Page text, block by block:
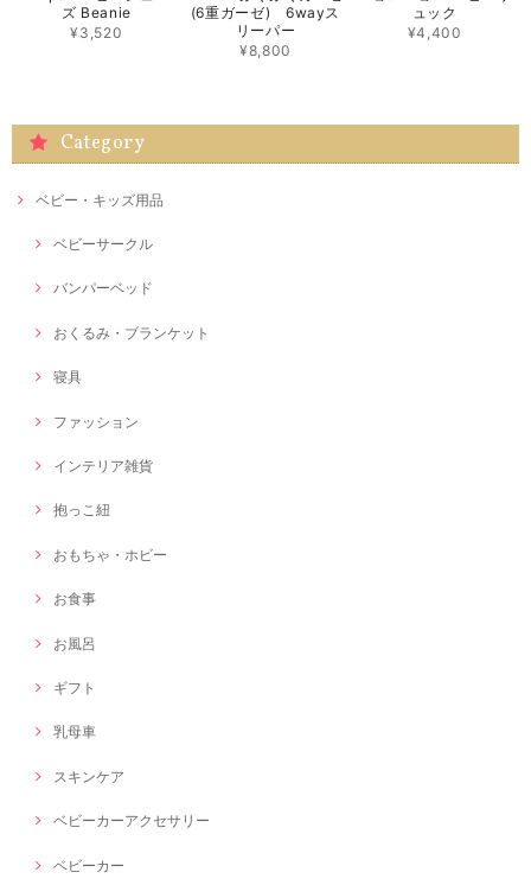
ズ Beanie
¥3,520
(6重ガーゼ) 6wayス
リーパー
¥8,800
ュック
¥4,400
Category
ベビー・キッズ用品
ベビーサークル
バンパーベッド
おくるみ・ブランケット
寝具
ファッション
インテリア雑貨
抱っこ紐
おもちゃ・ホビー
お食事
お風呂
ギフト
乳母車
スキンケア
ベビーカーアクセサリー
ベビーカー